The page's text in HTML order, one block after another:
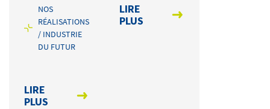
NOS
RÉALISATIONS
/ INDUSTRIE
DU FUTUR
LIRE
PLUS
LIRE
PLUS